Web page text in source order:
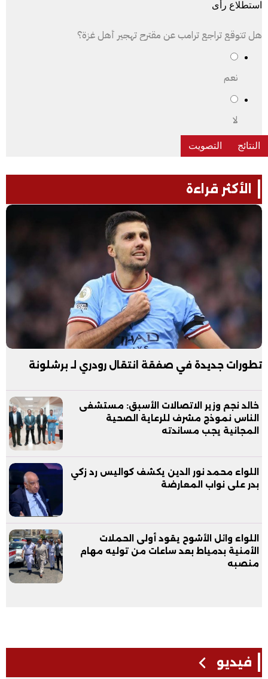
استطلاع رأى
هل تتوقع تراجع ترامب عن مقترح تهجير أهل غزة؟
نعم
لا
الأكثر قراءة
تطورات جديدة في صفقة انتقال رودري لـ برشلونة
خالد نجم وزير الاتصالات الأسبق: مستشفى
الناس نموذج مشرف للرعاية الصحية
المجانية يجب مساندته
اللواء محمد نور الدين يكشف كواليس رد زكي
بدر على نواب المعارضة
اللواء وائل الأشوح يقود أولى الحملات
الأمنية بدمياط بعد ساعات من توليه مهام
منصبه
فيديو